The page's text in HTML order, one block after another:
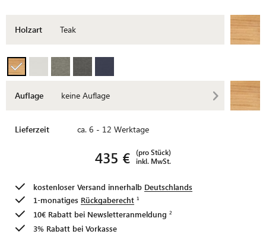
Holzart Teak
Auflage keine Auflage
Lieferzeit ca. 6 - 12 Werktage
435 € inkl. MwSt.
(pro Stück)
kostenloser Versand innerhalb Deutschlands
1-monatiges Rückgaberecht
10€ Rabatt bei Newsletteranmeldung
3% Rabatt bei Vorkasse